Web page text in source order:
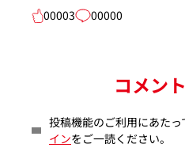
00003
00000
コメン
投稿機能のご利用にあたっ
インをご一読ください。